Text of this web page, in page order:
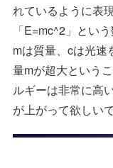
れているように表
「E=mc^2」とい
mは質量、cは光速
量mが超大という
ルギーは非常に高
が上がって欲しい